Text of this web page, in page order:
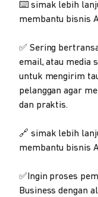
⌨️ simak lebih
membantu bisnis
✅ Sering
email, atau media
untuk mengirim
pelanggan agar
dan praktis.
🔗 simak lebih
membantu bisnis
✅Ingin proses
Business dengan